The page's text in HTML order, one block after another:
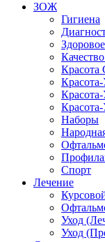
ЗОЖ
Гигиена
Красота
Наборы
Спорт
Лечение
Уход
Уход